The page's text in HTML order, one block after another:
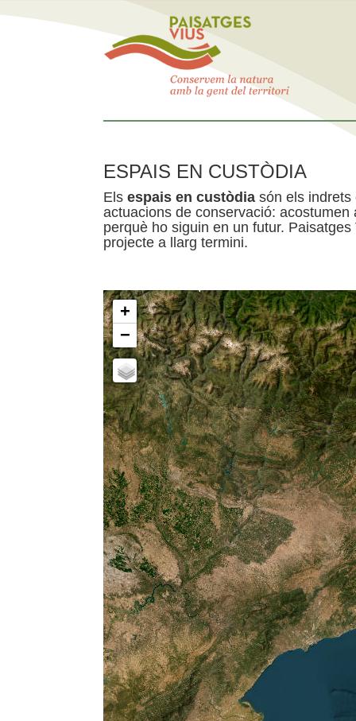
ESPAIS EN CUSTÒDIA
Els espais en custòdia són els indrets
actuacions de conservació:
perquè ho siguin en un futur.
projecte a llarg termini.
+
−